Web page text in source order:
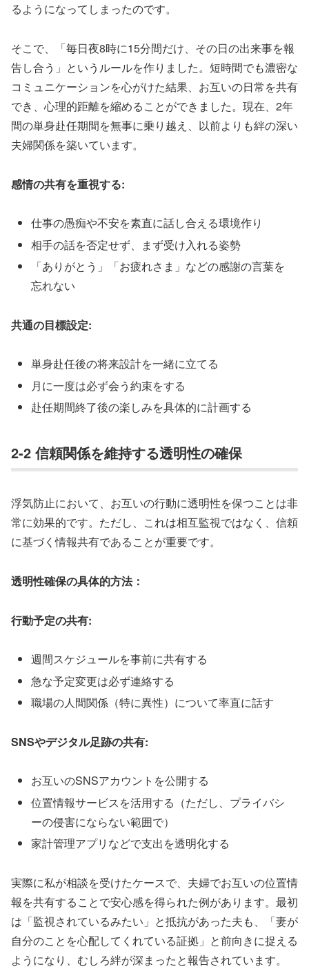
るようになってしまったのです。
そこで、「毎日夜8時に15分間だけ、その日の出来事を報
告し合う」というルールを作りました。短時間でも濃密な
コミュニケーションを心がけた結果、お互いの日常を共有
でき、心理的距離を縮めることができました。現在、2年
間の単身赴任期間を無事に乗り越え、以前よりも絆の深い
夫婦関係を築いています。
感情の共有を重視する:
仕事の愚痴や不安を素直に話し合える環境作り
相手の話を否定せず、まず受け入れる姿勢
「ありがとう」「お疲れさま」などの感謝の言葉を
忘れない
共通の目標設定:
単身赴任後の将来設計を一緒に立てる
月に一度は必ず会う約束をする
赴任期間終了後の楽しみを具体的に計画する
2-2 信頼関係を維持する透明性の確保
浮気防止において、お互いの行動に透明性を保つことは非
常に効果的です。ただし、これは相互監視ではなく、信頼
に基づく情報共有であることが重要です。
透明性確保の具体的方法：
行動予定の共有:
週間スケジュールを事前に共有する
急な予定変更は必ず連絡する
職場の人間関係（特に異性）について率直に話す
SNSやデジタル足跡の共有:
お互いのSNSアカウントを公開する
位置情報サービスを活用する（ただし、プライバシ
ーの侵害にならない範囲で）
家計管理アプリなどで支出を透明化する
実際に私が相談を受けたケースで、夫婦でお互いの位置情
報を共有することで安心感を得られた例があります。最初
は「監視されているみたい」と抵抗があった夫も、「妻が
自分のことを心配してくれている証拠」と前向きに捉える
ようになり、むしろ絆が深まったと報告されています。